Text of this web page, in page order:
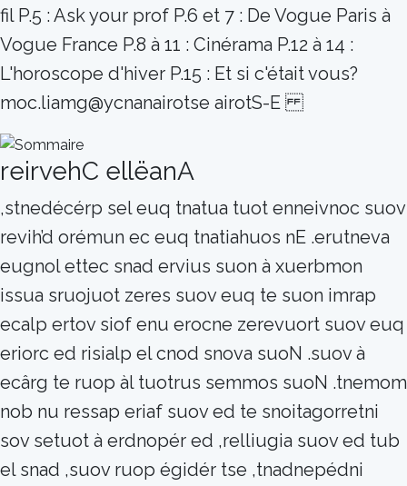
fil P.5 : Ask your prof P.6 et 7 : De Vogue Paris à
Vogue France P.8 à 11 : Cinérama P.12 à 14 :
L'horoscope d'hiver P.15 : Et si c'était vous?
moc.liamg@ycnanairotse airotS-E
reirvehC ellëanA
,stnedécérp sel euq tnatua tuot enneivnoc suov
revih’d orémun ec euq tnatiahuos nE .erutneva
eugnol ettec snad ervius suon à xuerbmon
issua sruojuot zeres suov euq te suon imrap
ecalp ertov siof enu erocne zerevuort suov euq
eriorc ed risialp el cnod snova suoN .suov à
ecârg te ruop àl tuotrus semmos suoN .tnemom
nob nu ressap eriaf suov ed te snoitagorretni
sov setuot à erdnopér ed ,relliugia suov ed tub
el snad ,suov ruop égidér tse ,tnadnepédni